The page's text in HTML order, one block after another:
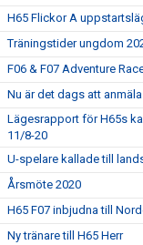
H65 Flickor A
Träningstider ungdom
F06 & F07 Adventure
Nu är det dags att
Lägesrapport för H65s
11/8-20
U-spelare kallade till
Årsmöte 2020
H65 F07 inbjudna till
Ny tränare till H65 Herr